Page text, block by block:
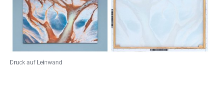
Druck auf Leinwand